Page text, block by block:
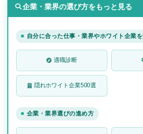
企業・業界の選び方をもっと見る
自分に合った仕事・業界やホワイト企業
適職診断
隠れホワイト企業500選
企業・業界選びの進め方